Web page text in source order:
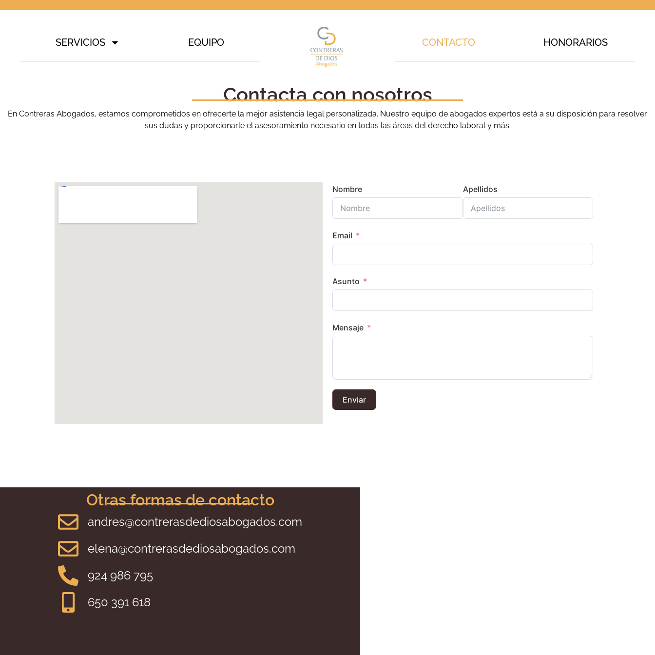
SERVICIOS EQUIPO CONTACTO HONORARIOS
Contacta con nosotros
En Contreras Abogados, estamos comprometidos en ofrecerte la mejor asistencia legal personalizada. Nuestro equipo de abogados expertos está a su disposición para resolver
sus dudas y proporcionarle el asesoramiento necesario en todas las áreas del derecho laboral y más.
Nombre Apellidos
Email
Asunto
Mensaje
Enviar
Otras formas de contacto
andres@contrerasdediosabogados.com
elena@contrerasdediosabogados.com
924 986 795
650 391 618